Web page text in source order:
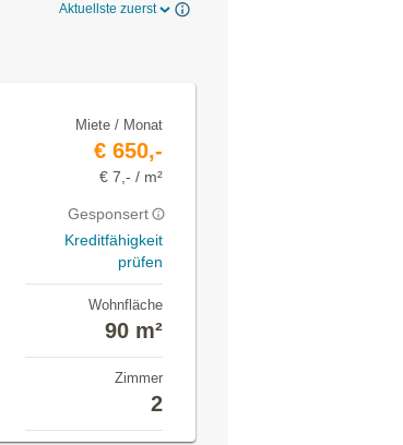
Aktuellste zuerst
Miete / Monat
€ 650,-
€ 7,- / m²
Gesponsert
Kreditfähigkeit
prüfen
Wohnfläche
90 m²
Zimmer
2